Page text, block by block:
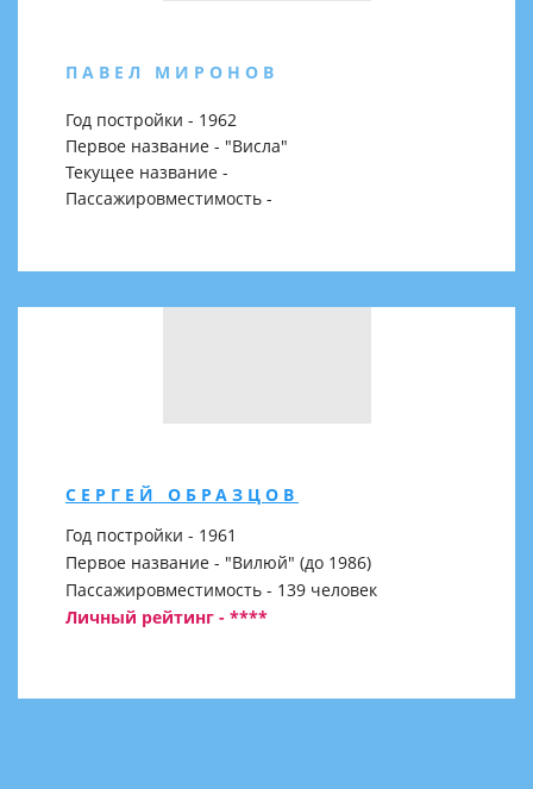
ПАВЕЛ МИРОНОВ
Год постройки - 1962
Первое название - "Висла"
Текущее название -
Пассажировместимость -
СЕРГЕЙ ОБРАЗЦОВ
Год постройки - 1961
Первое название - "Вилюй" (до 1986)
Пассажировместимость - 139 человек
Личный рейтинг - ****